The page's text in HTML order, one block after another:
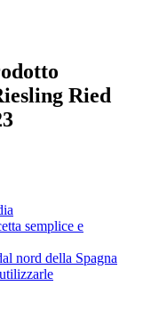
Ried
semplice e
nord della Spagna